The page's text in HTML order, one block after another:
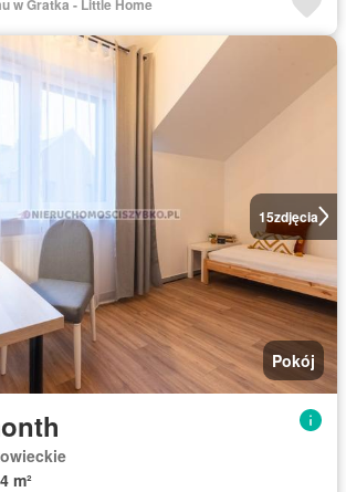
15zdjęcia
Pokój
m²